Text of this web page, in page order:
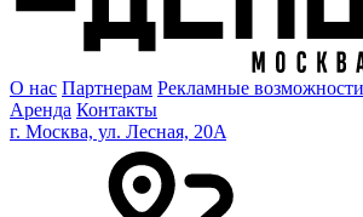
О нас Партнерам Рекламные возможности
Аренда Контакты
г. Москва, ул. Лесная, 20A